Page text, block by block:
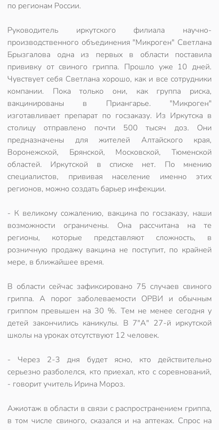
по регионам России.
Руководитель иркутского филиала научно-
производственного объединения "Микроген" Светлана
Брызгалова одна из первых в области поставила
прививку от свиного гриппа. Прошло уже 10 дней.
Чувствует себя Светлана хорошо, как и все сотрудники
компании. Пока только они, как группа риска,
вакцинированы в Приангарье. "Микроген"
изготавливает препарат по госзаказу. Из Иркутска в
столицу отправлено почти 500 тысяч доз. Они
предназначены для жителей Алтайского края,
Воронежской, Брянской, Московской, Тюменской
областей. Иркутской в списке нет. По мнению
специалистов, прививая население именно этих
регионов, можно создать барьер инфекции.
- К великому сожалению, вакцина по госзаказу, наши
возможности ограничены. Она рассчитана на те
регионы, которые представляют сложность, в
розничную продажу вакцина не поступит, по крайней
мере, в ближайшее время.
В области сейчас зафиксировано 75 случаев свиного
гриппа. А порог заболеваемости ОРВИ и обычным
гриппом превышен на 30 %. Тем не менее сегодня у
детей закончились каникулы. В 7"А" 27-й иркутской
школы на уроках отсутствуют 12 человек.
- Через 2-3 дня будет ясно, кто действительно
серьезно разболелся, кто приехал, кто с соревнований,
- говорит учитель Ирина Мороз.
Ажиотаж в области в связи с распространением гриппа,
в том числе свиного, сказался и на аптеках. Спрос на